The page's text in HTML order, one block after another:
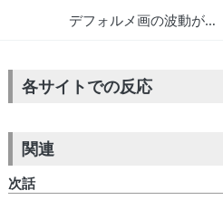
デフォルメ画の波動が…
各サイトでの反応
関連
次話